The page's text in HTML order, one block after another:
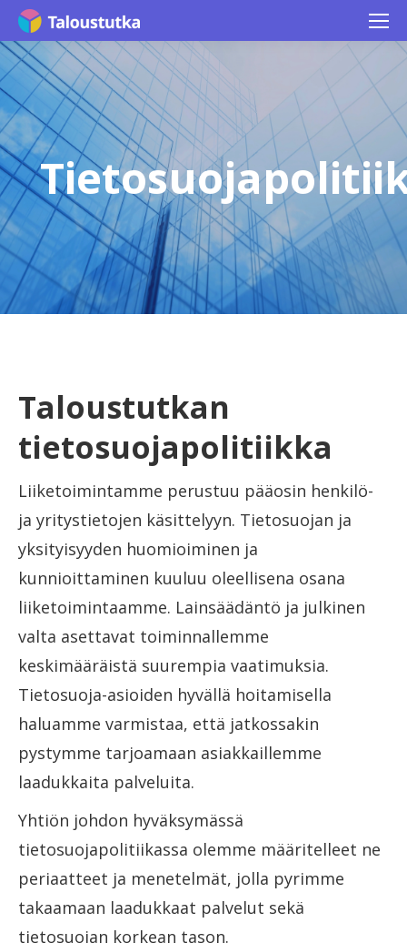
You are here:
Taloustutkan
tietosuojapolitiikka
Liiketoimintamme perustuu pääosin henkilö-
ja yritystietojen käsittelyyn. Tietosuojan ja
yksityisyyden huomioiminen ja
kunnioittaminen kuuluu oleellisena osana
liiketoimintaamme. Lainsäädäntö ja julkinen
valta asettavat toiminnallemme
keskimääräistä suurempia vaatimuksia.
Tietosuoja-asioiden hyvällä hoitamisella
haluamme varmistaa, että jatkossakin
pystymme tarjoamaan asiakkaillemme
laadukkaita palveluita.
Yhtiön johdon hyväksymässä
tietosuojapolitiikassa olemme määritelleet ne
periaatteet ja menetelmät, jolla pyrimme
takaamaan laadukkaat palvelut sekä
tietosuojan korkean tason.